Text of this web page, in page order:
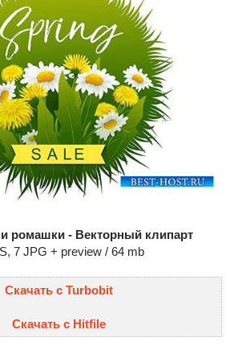
ромашки - Векторный клипарт
7 JPG + preview / 64 mb
Скачать с Turbobit
Скачать с Hitfile